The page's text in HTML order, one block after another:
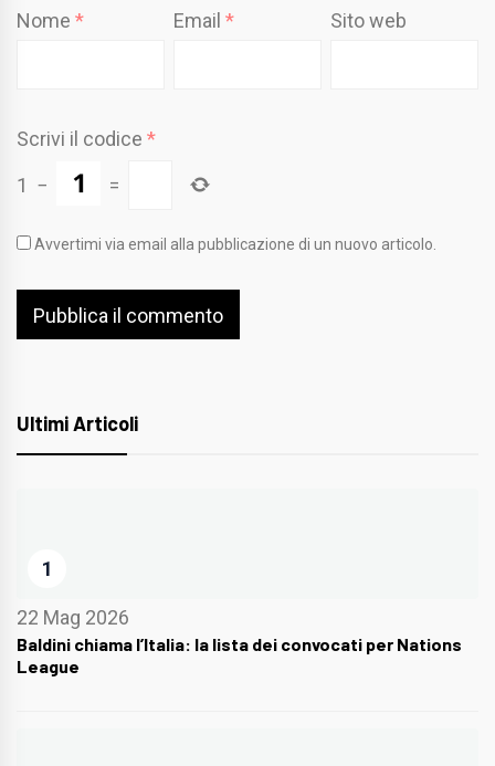
Nome * Email* Sito web
Scrivi il codice *
1 − =
Avvertimi via email alla pubblicazione di un nuovo articolo.
Ultimi Articoli
1
22 Mag 2026
Baldini chiama l’Italia: la lista dei convocati per Nations
League